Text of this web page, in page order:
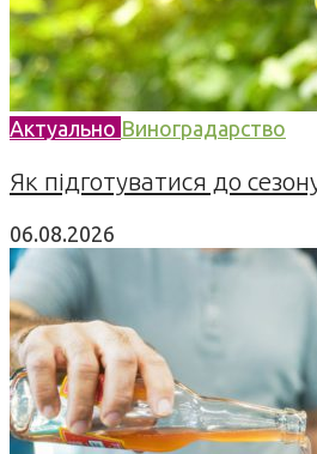
Актуально Виноградарство
Як підготуватися до
06.08.2026